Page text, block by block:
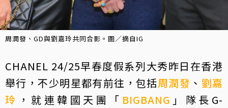
周潤發、GD與劉嘉玲共同合影。圖／摘自IG
CHANEL 24/25早春度假系列大秀昨日在香港
舉行，不少明星都有前往，包括周潤發 、 劉嘉
玲 ，就連韓國天團「 BIGBANG 」隊長G-